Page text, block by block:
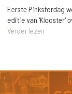
Eerste Pinksterdag
editie van 'Klooster'
Verder lezen